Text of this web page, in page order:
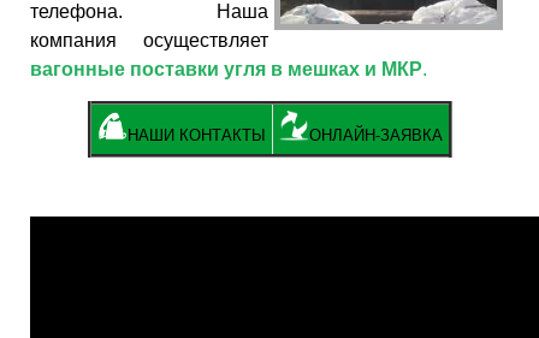
телефона. Наша
компания осуществляет
вагонные поставки угля в мешках и МКР.
НАШИ КОНТАКТЫ ОНЛАЙН-ЗАЯВКА